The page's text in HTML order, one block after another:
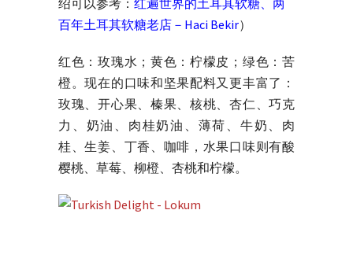
绍可以参考： 红遍世界的土耳其软糖、 两
百年土耳其软糖老店－Haci Bekir）
红色：玫瑰水；黄色：柠檬皮；绿色：苦
橙。现在的口味和坚果配料又更丰富了：
玫瑰、开心果、榛果、核桃、杏仁、巧克
力、奶油、肉桂奶油、薄荷、牛奶、肉
桂、生姜、丁香、咖啡，水果口味则有酸
樱桃、草莓、柳橙、杏桃和柠檬。